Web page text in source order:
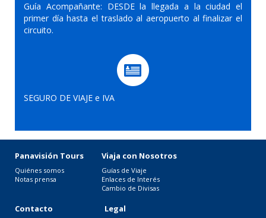
Guía Acompañante: DESDE la llegada a la ciudad el
primer día hasta el traslado al aeropuerto al finalizar el
circuito.
SEGURO DE VIAJE e IVA
Panavisión Tours
Quiénes somos
Notas prensa
Viaja con Nosotros
Guías de Viaje
Enlaces de Interés
Cambio de Divisas
Contacto Legal